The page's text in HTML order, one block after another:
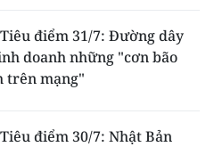
điểm 31/7: Đường dây
doanh những "cơn bão
trên mạng"
điểm 30/7: Nhật Bản